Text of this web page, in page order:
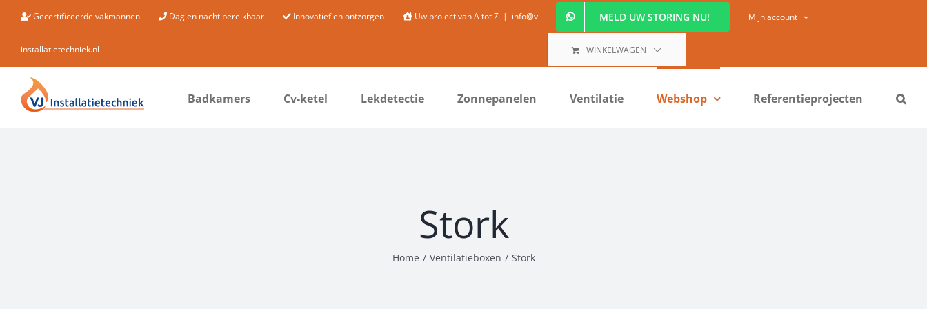
inhoud
Gecertificeerde vakmannen Dag en nacht bereikbaar Innovatief en ontzorgen Uw project van A tot Z | info@vj-
installatietechniek.nl
MELD UW STORING NU! Mijn account
WINKELWAGEN
Badkamers Cv-ketel Lekdetectie Zonnepanelen Ventilatie Webshop Referentieprojecten
Stork
Home / Ventilatieboxen / Stork